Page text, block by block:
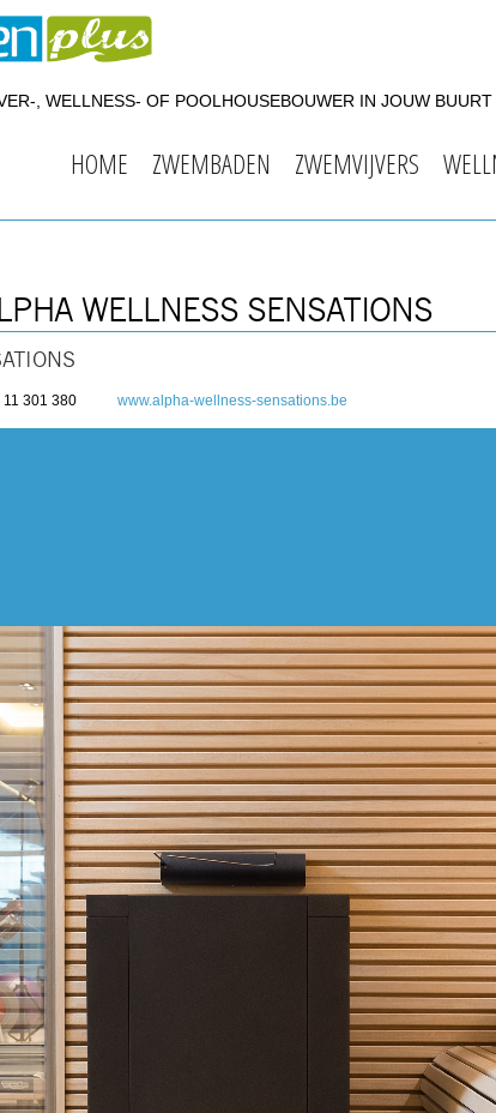
, WELLNESS- OF POOLHOUSEBOUWER IN JOUW
HOME ZWEMBADEN ZWEMVIJVERS
WELLNESS SENSATIONS
11 301 380 www.alpha-wellness-sensations.be